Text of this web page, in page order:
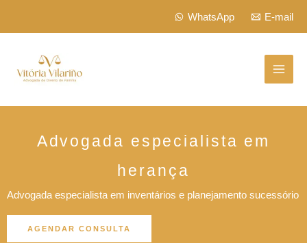
WhatsApp E-mail
Advogada especialista em
herança
Advogada especialista em inventários e planejamento sucessório​
AGENDAR CONSULTA